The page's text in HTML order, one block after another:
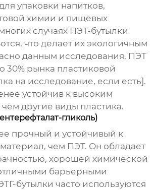
упаковки напитков,
химии и пищевых
случаях ПЭТ-бутылки
что делает их экологичным
данным исследования, ПЭТ
30% рынка пластиковой
на исследование, если есть].
устойчив к высоким
другие виды пластика.
гликоль)
прочный и устойчивый к
чем ПЭТ. Он обладает
хорошей химической
барьерными
бутылки часто используются